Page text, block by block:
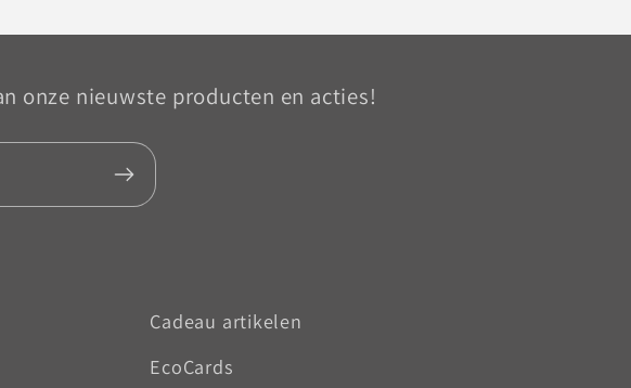
onze nieuwste producten en acties!
Cadeau artikelen
EcoCards